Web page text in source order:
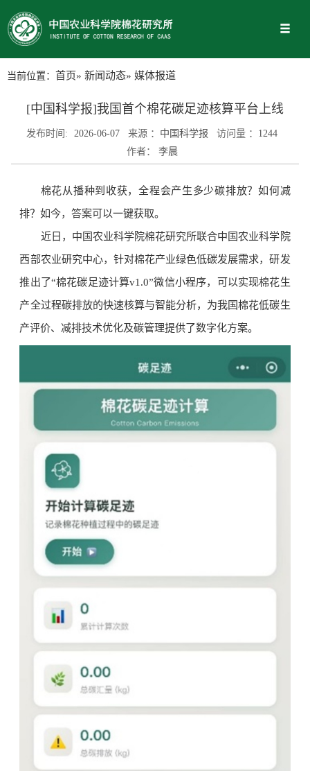
当前位置： 首页» 新闻动态» 媒体报道
[中国科学报]我国首个棉花碳足迹核算平台上线
发布时间: 2026-06-07 来源 ： 中国科学报 访问量 ： 1244
作者：
李晨
棉花从播种到收获，全程会产生多少碳排放？如何减
排？如今，答案可以一键获取。
近日，中国农业科学院棉花研究所联合中国农业科学院
西部农业研究中心，针对棉花产业绿色低碳发展需求，研发
推出了“棉花碳足迹计算v1.0”微信小程序，可以实现棉花生
产全过程碳排放的快速核算与智能分析，为我国棉花低碳生
产评价、减排技术优化及碳管理提供了数字化方案。